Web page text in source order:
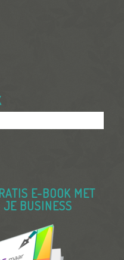
E-BOOK MET
JE BUSINESS